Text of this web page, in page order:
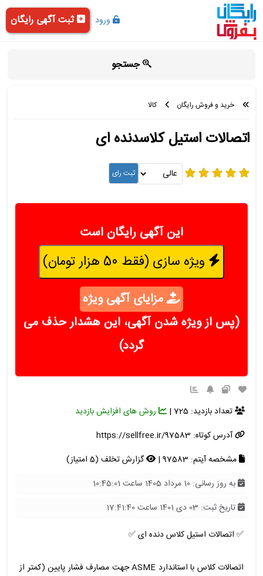
ورود ثبت آگهی رایگان
جستجو
خرید و فروش رایگان کالا
اتصالات استیل کلاسدنده ای
این آگهی رایگان است
ویژه سازی (فقط 50 هزار تومان)
مزایای آگهی ویژه
(پس از ویژه شدن آگهی، این هشدار حذف می
گردد)
تعداد بازدید: 725 |
روش های افزایش بازدید
آدرس کوتاه: https://sellfree.ir/97583
مشخصه آیتم: 97583 |
گزارش تخلف (5 امتیاز)
به روز رسانی: 10 مرداد 1405 ساعت 10:45:01
تاریخ ثبت: 03 دی 1401 ساعت 17:41:40
✅️ اتصالات استیل کلاس دنده ای ✅️
اتصالات کلاس با استاندارد ASME جهت مصارف فشار پایین (کمتر از